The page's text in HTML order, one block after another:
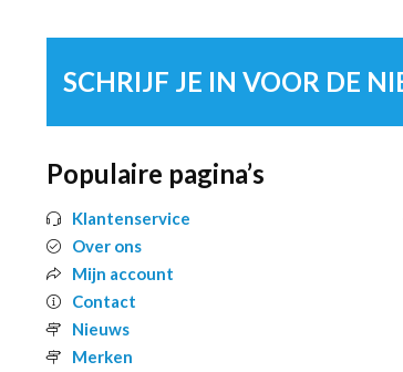
Populaire pagina’s
Klantenservice
Over ons
Mijn account
Contact
Nieuws
Merken